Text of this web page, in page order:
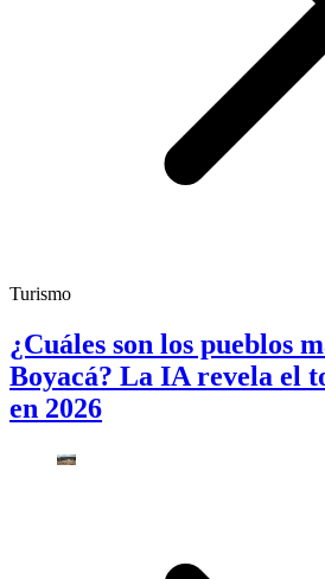
Turismo
¿Cuáles son los pueblos
Boyacá? La IA revela el
en 2026